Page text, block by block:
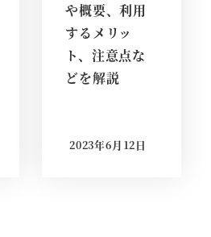
や概要、利用
するメリッ
ト、注意点な
どを解説
投稿日
2023年6月12日